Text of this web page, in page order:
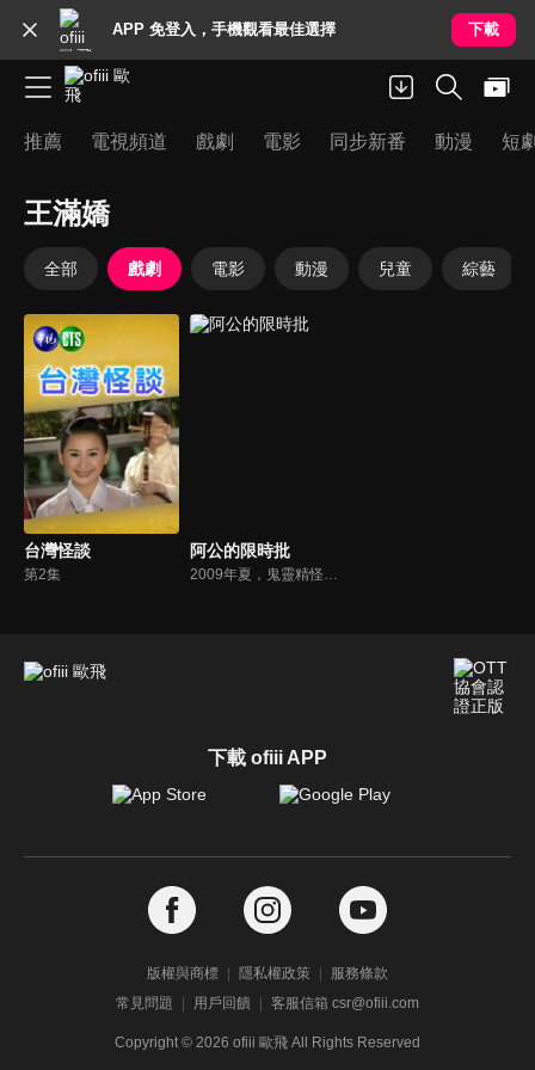
APP 免登入，手機觀看最佳選擇 下載
推薦 電視頻道 戲劇 電影 同步新番 動漫 短
王滿嬌
全部 戲劇 電影 動漫 兒童 綜藝
台灣怪談
第2集
阿公的限時批
2009年夏，鬼靈精怪的宋小魚，平時和保守的本省阿嬤林招弟一起住在眷村的老房中。一日，宋小魚收到了神秘的委託，居然是由已逝外省阿公托夢而來的！阿公預告說家裡即將會收到一封信件，需要小魚去完成阿公的任務。收到委託的小魚，接下來會怎麼做呢 ⋯⋯
下載 ofiii APP
版權與商標 隱私權政策
服務條款
常見問題
用戶回饋 客服信箱 csr@ofiii.com
Copyright © 2026 ofiii 歐飛 All Rights Reserved